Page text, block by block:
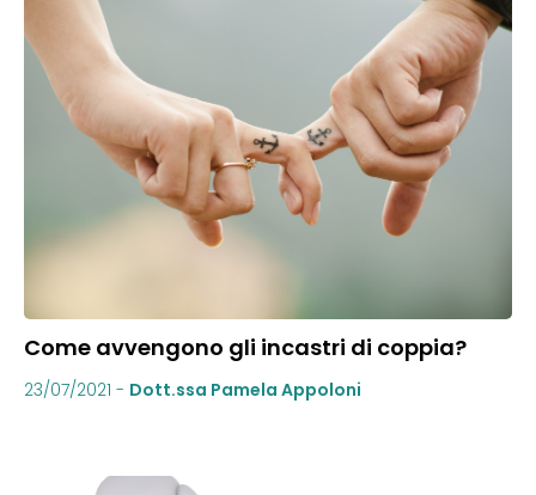
Come avvengono gli incastri di coppia?
23/07/2021 - Dott.ssa Pamela Appoloni